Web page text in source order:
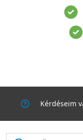
Kérdéseim